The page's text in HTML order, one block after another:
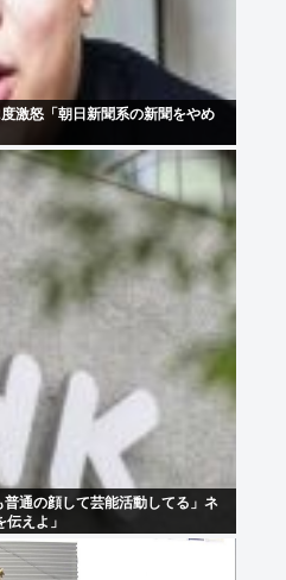
激怒「朝日新聞系の新聞をやめ
通の顔して芸能活動してる」ネ
えよ」